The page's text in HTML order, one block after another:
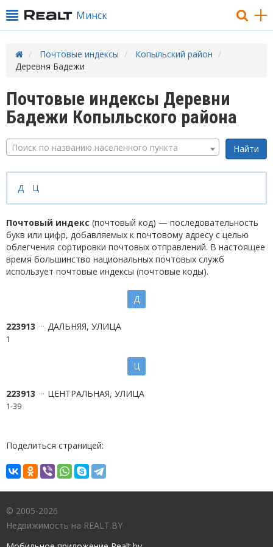
Минск
Почтовые индексы
Копыльский район
Деревня Бадежи
Почтовые индексы Деревни
Бадежи Копыльского района
Поиск по названию населенного пункта
Д Ц
Почтовый индекс (почтовый код) — последовательность
букв или цифр, добавляемых к почтовому адресу с целью
облегчения сортировки почтовых отправлений. В настоящее
время большинство национальных почтовых служб
использует почтовые индексы (почтовые коды).
Д
223913 ДАЛЬНЯЯ, УЛИЦА
1
Ц
223913 ЦЕНТРАЛЬНАЯ, УЛИЦА
1-39
Поделиться страницей:
© 2005-2026
Недвижимость на REALT.BY